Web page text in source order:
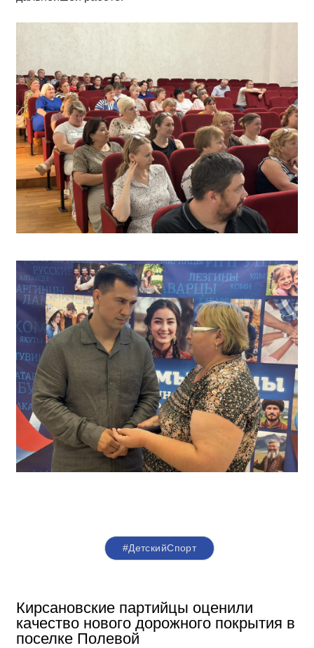
#ДетскийСпорт
Кирсановские партийцы оценили
качество нового дорожного покрытия в
поселке Полевой